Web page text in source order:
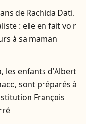
de Rachida Dati,
: elle en fait voir
à sa maman
les enfants d'Albert
sont préparés à
François